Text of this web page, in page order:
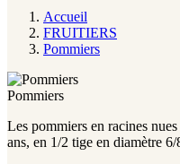
Accueil
FRUITIERS
Pommiers
Pommiers
Les pommiers en racines
ans, en 1/2 tige en diamètre